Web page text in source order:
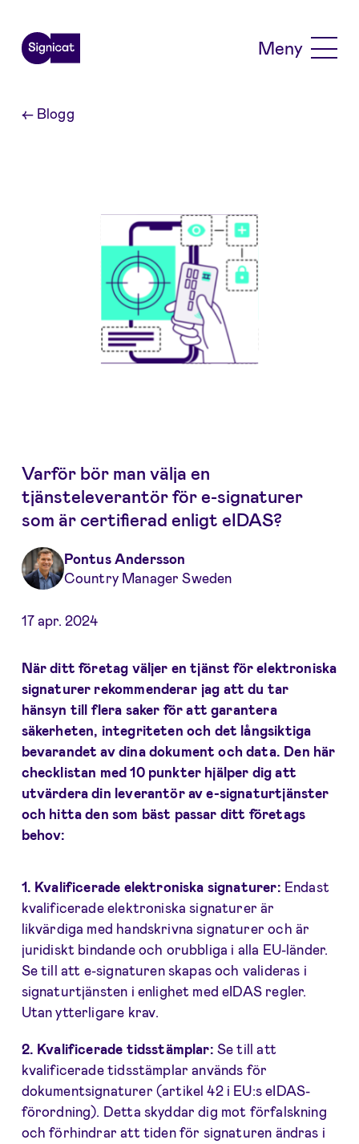
Meny
←Blogg
Pontus Andersson
Country Manager Sweden
17 apr. 2024
Varför bör man välja en
tjänsteleverantör för e-signaturer
som är certifierad enligt eIDAS?
När ditt företag väljer en tjänst för elektroniska
signaturer rekommenderar jag att du tar
hänsyn till flera saker för att garantera
säkerheten, integriteten och det långsiktiga
bevarandet av dina dokument och data. Den här
checklistan med 10 punkter hjälper dig att
utvärdera din leverantör av e-signaturtjänster
och hitta den som bäst passar ditt företags
behov:
1. Kvalificerade elektroniska signaturer: Endast
kvalificerade elektroniska signaturer är
likvärdiga med handskrivna signaturer och är
juridiskt bindande och orubbliga i alla EU-länder.
Se till att e-signaturen skapas och valideras i
signaturtjänsten i enlighet med eIDAS regler.
Utan ytterligare krav.
2. Kvalificerade tidsstämplar: Se till att
kvalificerade tidsstämplar används för
dokumentsignaturer (artikel 42 i EU:s eIDAS-
förordning). Detta skyddar dig mot förfalskning
och förhindrar att tiden för signaturen ändras i